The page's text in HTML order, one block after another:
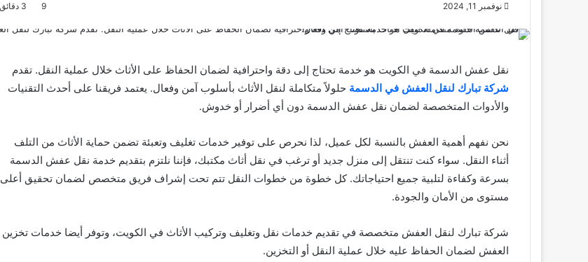
نوفمبر 11, 2024 9
نقل عفش الدسمة في الكويت هو خدمة تحتاج إلى دقة واحترافية لضمان الحفاظ على الأثاث خلال عملية النقل. تقدم
شركة تبارك لنقل العفش في الدسمة حلولاً متكاملة لنقل الأثاث بأسلوب آمن وفعال. يعتمد فريقنا على أحدث التقنيات
والأدوات المتخصصة لضمان نقل عفش الدسمة دون أي أضرار أو خدوش.
نحن نفهم أهمية العفش بالنسبة لكل عميل، لذا نحرص على توفير خدمات تغليف وتعبئة تضمن حماية الأثاث من التلف
أثناء النقل. سواء كنت تنتقل إلى منزل جديد أو ترغب في نقل أثاث مكتبك، فإننا نلتزم بتقديم خدمة نقل عفش الدسمة
بسرعة وكفاءة لتلبية جميع احتياجاتك. كل خطوة من خطوات النقل تتم تحت إشراف فريق متخصص لضمان تحقيق أعلى
مستوى من الأمان والجودة.
شركة تبارك لنقل العفش متخصصة في تقديم خدمات نقل وتغليف وتركيب الأثاث في الكويت، وتوفر أيضا خدمات تخزين
العفش لضمان الحفاظ عليه خلال عملية النقل أو التخزين.